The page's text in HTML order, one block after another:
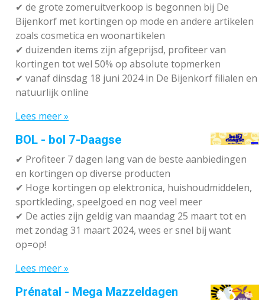
✔ de grote zomeruitverkoop is begonnen bij De
Bijenkorf met kortingen op mode en andere artikelen
zoals cosmetica en woonartikelen
✔ duizenden items zijn afgeprijsd, profiteer van
kortingen tot wel 50% op absolute topmerken
✔ vanaf dinsdag 18 juni 2024 in De Bijenkorf filialen en
natuurlijk online
Lees meer »
BOL - bol 7-Daagse
✔ Profiteer 7 dagen lang van de beste aanbiedingen
en kortingen op diverse producten
✔ Hoge kortingen op elektronica, huishoudmiddelen,
sportkleding, speelgoed en nog veel meer
✔ De acties zijn geldig van maandag 25 maart tot en
met zondag 31 maart 2024, wees er snel bij want
op=op!
Lees meer »
Prénatal - Mega Mazzeldagen